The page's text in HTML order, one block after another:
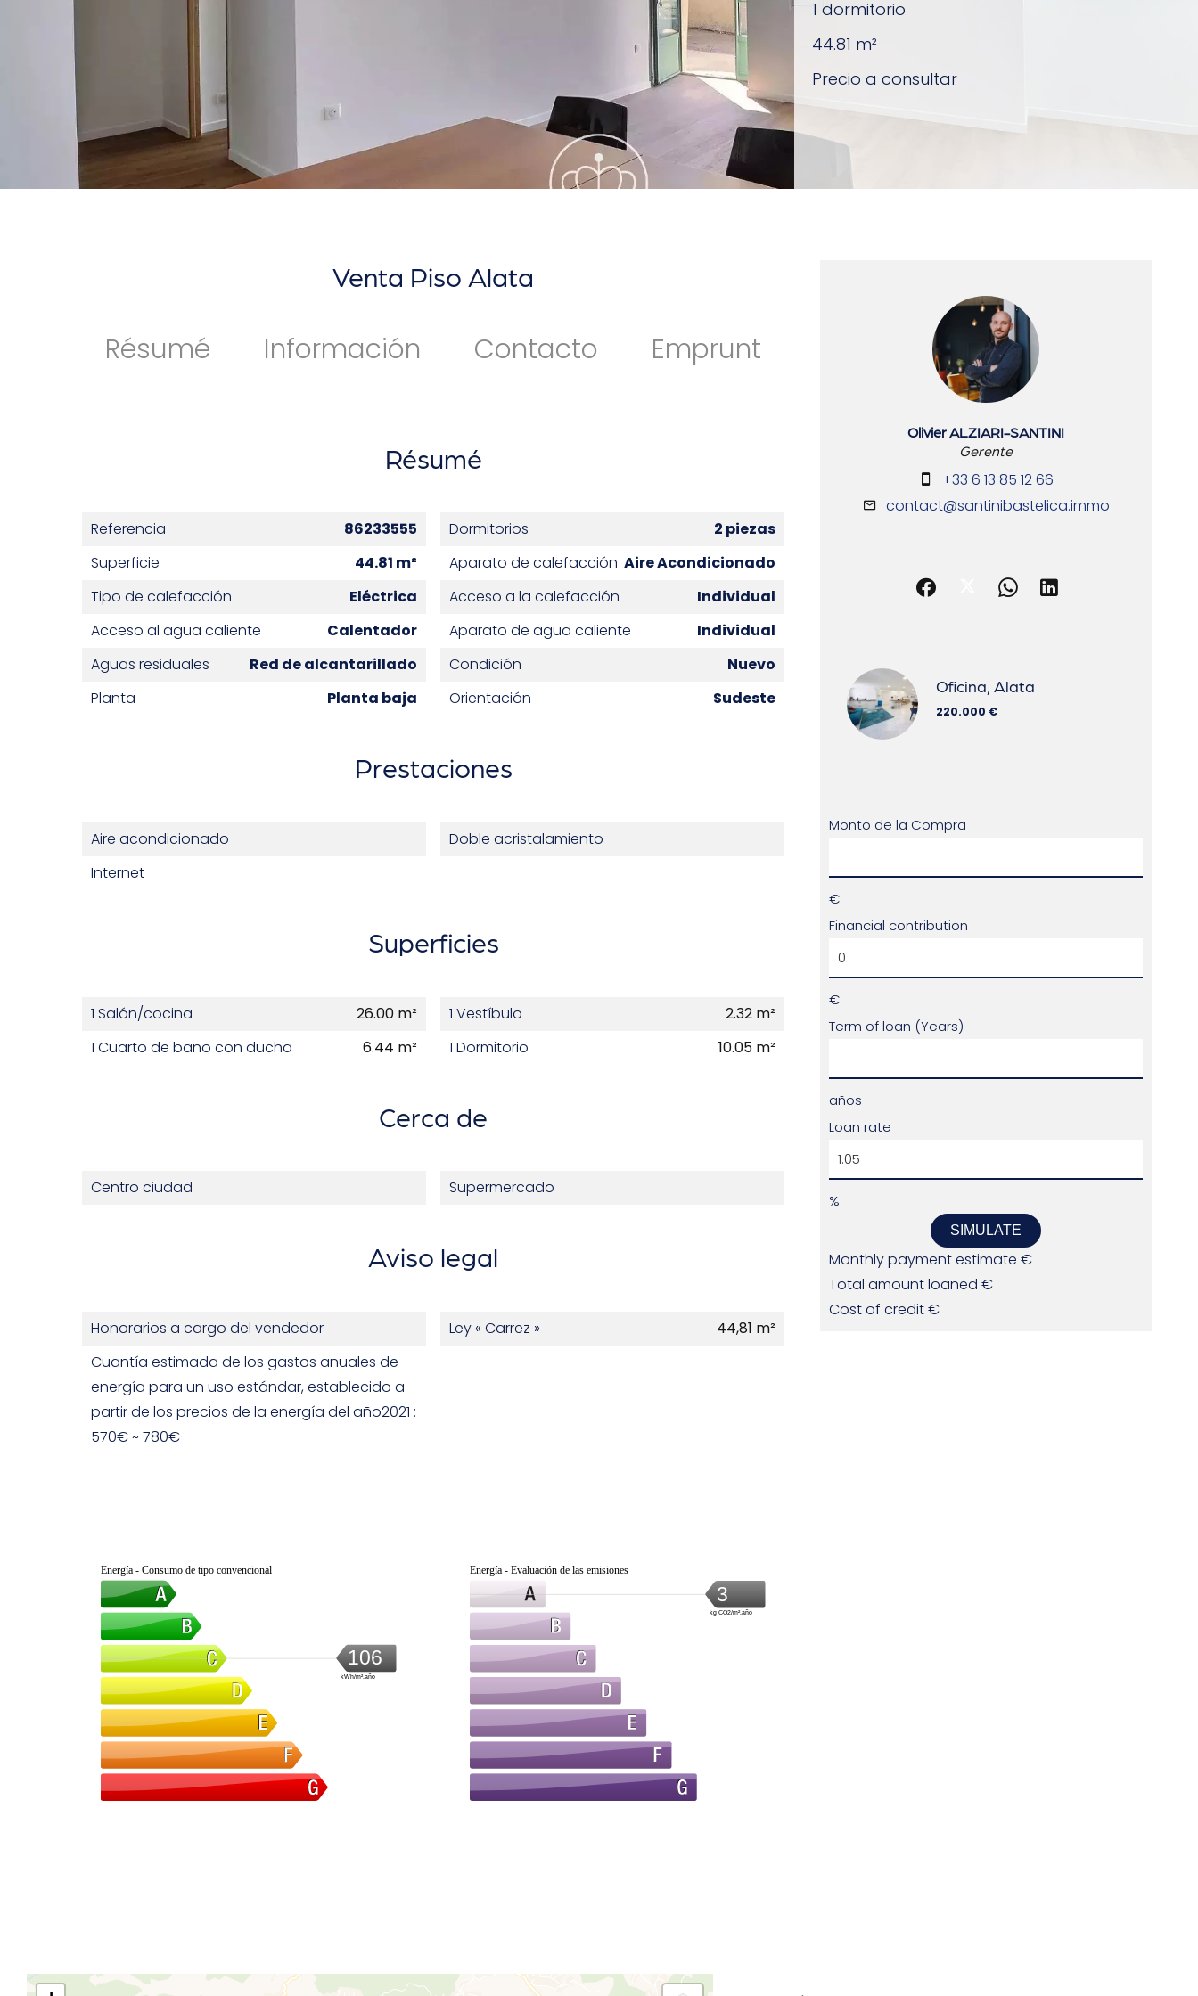
1 dormitorio
44.81 m²
Precio a consultar
Venta Piso Alata
Résumé Información Contacto Emprunt
Résumé
Referencia 86233555 Dormitorios
2 piezas
Superficie
44.81 m² Aparato de calefacción Aire Acondicionado
Tipo de calefacción
Eléctrica Acceso a la calefacción
Individual
Acceso al agua caliente
Calentador Aparato de agua caliente
Individual
Aguas residuales
Red de alcantarillado Condición
Nuevo
Planta
Planta baja Orientación Sudeste
Prestaciones
Aire acondicionado
Doble acristalamiento
Internet
Superficies
1 Salón/cocina 26.00 m² 1 Vestíbulo
2.32 m²
1 Cuarto de baño con ducha
6.44 m² 1 Dormitorio 10.05 m²
Cerca de
Centro ciudad Supermercado
Aviso legal
Honorarios a cargo del vendedor Ley « Carrez »
44,81 m²
Cuantía estimada de los gastos anuales de
energía para un uso estándar, establecido a
partir de los precios de la energía del año2021 :
570€ ~ 780€
Energía - Consumo de tipo convencional
106
kWh/m².año
Energía - Evaluación de las emisiones
3
kg CO2/m².año
Olivier ALZIARI-SANTINI
Gerente
+33 6 13 85 12 66
contact@santinibastelica.immo
Oficina, Alata
220.000 €
Monto de la Compra
€
Financial contribution
€
Term of loan (Years)
años
Loan rate
%
SIMULATE
Monthly payment estimate €
Total amount loaned €
Cost of credit€